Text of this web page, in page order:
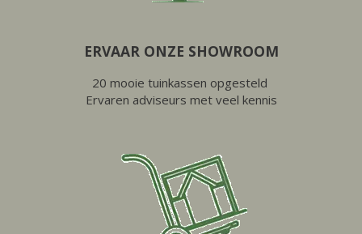
ERVAAR ONZE SHOWROOM
20 mooie tuinkassen opgesteld
Ervaren adviseurs met veel kennis